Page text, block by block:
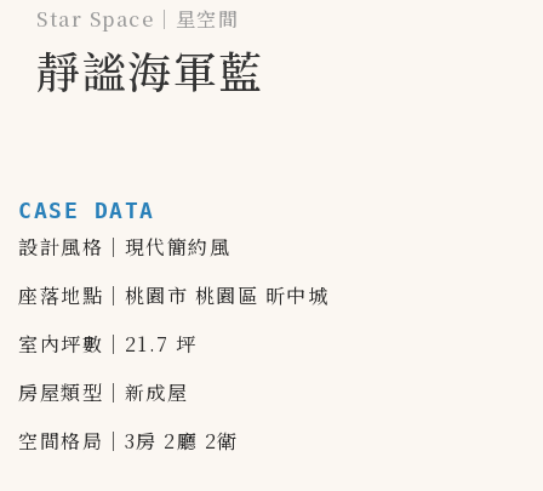
媒體報導 PRESS
聯絡我們
Star Space｜星空間
靜謐海軍藍
CASE DATA
設計風格｜現代簡約風
座落地點｜桃園市 桃園區 昕中城
室內坪數｜21.7 坪
房屋類型｜新成屋
空間格局｜3房 2廳 2衛